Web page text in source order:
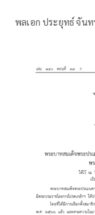
พลเอก ประยุทธ์ จัน